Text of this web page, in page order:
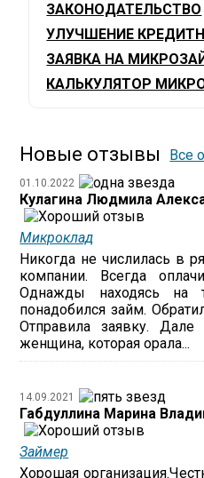
ЗАКОНОДАТЕЛЬСТВО
УЛУЧШЕНИЕ
ЗАЯВКА НА
КАЛЬКУЛЯТОР
Новые отзывы Все
01.10.2022
Кулагина Людмила
Микроклад
Никогда не числилась в
компании. Всегда
Однажды находясь на
понадобился займ.
Отправила заявку.
женщина, которая орала...
14.09.2021
Габдуллина Марина
Займер
Хорошая